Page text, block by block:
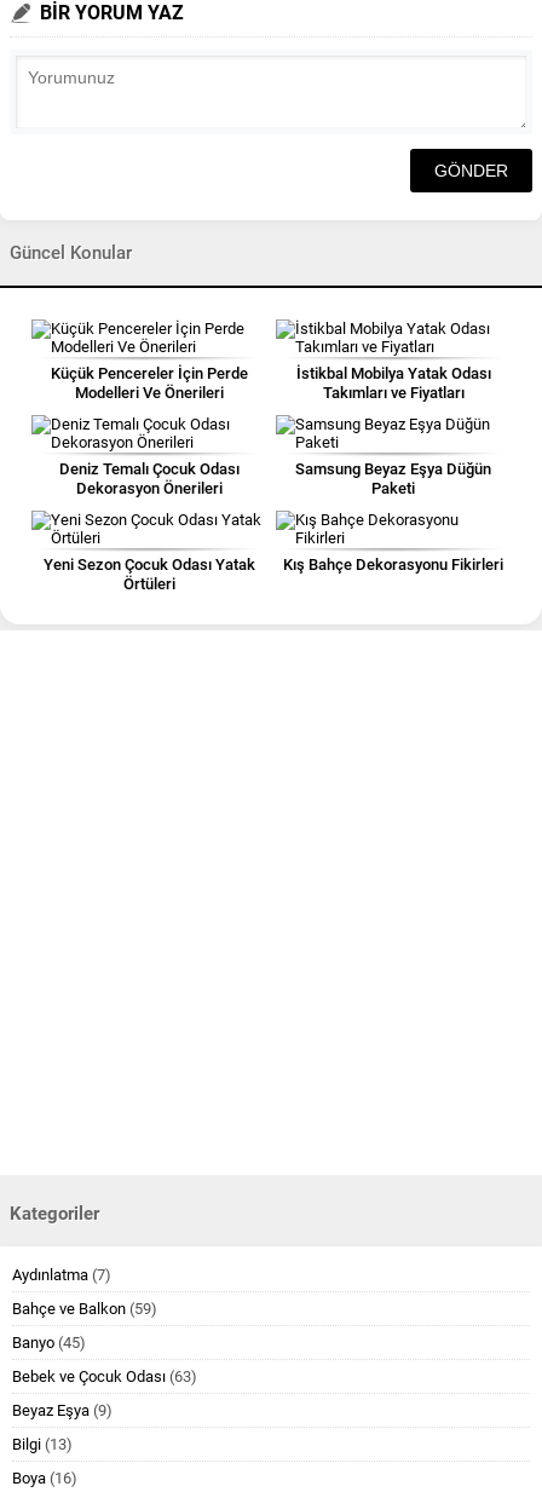
BİR YORUM YAZ
Güncel Konular
Küçük Pencereler İçin Perde
Modelleri Ve Önerileri
İstikbal Mobilya Yatak Odası
Takımları ve Fiyatları
Deniz Temalı Çocuk Odası
Dekorasyon Önerileri
Samsung Beyaz Eşya Düğün
Paketi
Yeni Sezon Çocuk Odası Yatak
Örtüleri
Kış Bahçe Dekorasyonu Fikirleri
Kategoriler
Aydınlatma (7)
Bahçe ve Balkon (59)
Banyo (45)
Bebek ve Çocuk Odası (63)
Beyaz Eşya (9)
Bilgi (13)
Boya (16)